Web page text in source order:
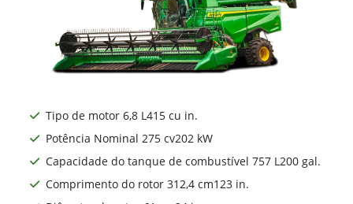
Tipo de motor 6,8 L415 cu in.
Potência Nominal 275 cv202 kW
Capacidade do tanque de combustível 757 L200 gal.
Comprimento do rotor 312,4 cm123 in.